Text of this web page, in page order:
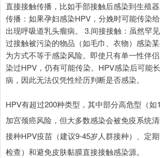
直接接触传播，比如手部接触后感染到生殖
传播：如果孕妇感染HPV，分娩时可能传染
出现呼吸道乳头瘤病。 3.间接接触：虽然罕
过接触被污染的物品（如毛巾、衣物）感染
为方式不等于感染风险。即使只有单一性伴
染过HPV，仍有可能传染。HPV感染后可能
病，因此无法仅凭性经历判断是否感染。
HPV有超过200种类型，其中部分高危型（如
加宫颈癌风险，但大多数感染会被免疫系统
接种HPV疫苗（建议9-45岁人群接种）、定
检查）和避免皮肤黏膜直接接触感染源。